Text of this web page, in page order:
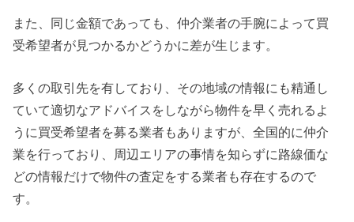
また、同じ金額であっても、仲介業者の手腕によって買
受希望者が見つかるかどうかに差が生じます。
多くの取引先を有しており、その地域の情報にも精通し
ていて適切なアドバイスをしながら物件を早く売れるよ
うに買受希望者を募る業者もありますが、全国的に仲介
業を行っており、周辺エリアの事情を知らずに路線価な
どの情報だけで物件の査定をする業者も存在するので
す。